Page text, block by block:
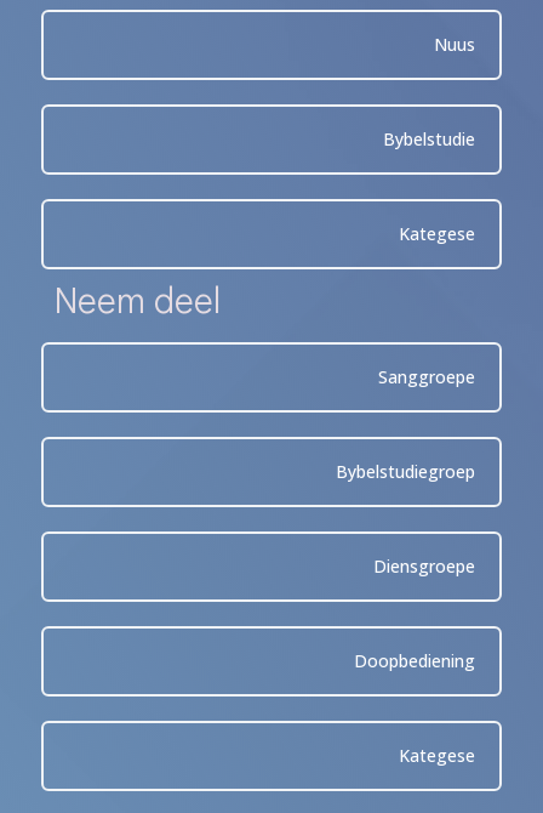
Nuus
Bybelstudie
Kategese
Neem deel
Sanggroepe
Bybelstudiegroep
Diensgroepe
Doopbediening
Kategese